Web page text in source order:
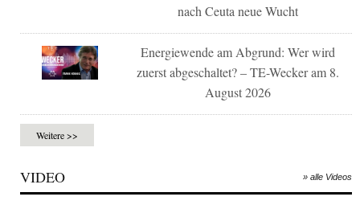
nach Ceuta neue Wucht
Energiewende am Abgrund: Wer wird
zuerst abgeschaltet? – TE-Wecker am 8.
August 2026
Weitere >>
VIDEO » alle Videos